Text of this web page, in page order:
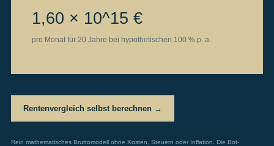
1,60 × 10^15 €
pro Monat für 20 Jahre bei hypothetischen 100 % p. a.
Rentenvergleich selbst berechnen →
Rein mathematisches Bruttomodell ohne Kosten, Steuern oder Inflation. Die Bot-